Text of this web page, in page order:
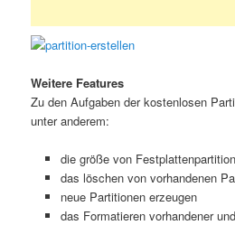
Weitere Features
Zu den Aufgaben der kostenlosen
unter anderem:
die größe von
das löschen von vorhandenen
neue Partitionen erzeugen
das Formatieren vorhandener